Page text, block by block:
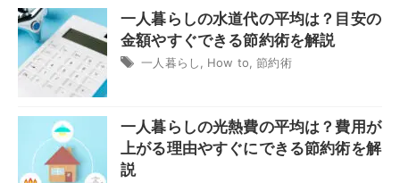
一人暮らしの水道代の平均は？目安の
金額やすぐできる節約術を解説
一人暮らし How to ,節約術
一人暮らしの光熱費の平均は？費用が
上がる理由やすぐにできる節約術を解
説